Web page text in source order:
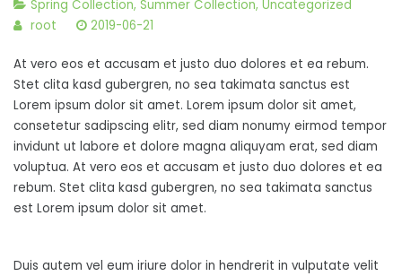
Spring Collection, Summer Collection, Uncategorized
root
2019-06-21
At vero eos et accusam et justo duo dolores et ea rebum.
Stet clita kasd gubergren, no sea takimata sanctus est
Lorem ipsum dolor sit amet. Lorem ipsum dolor sit amet,
consetetur sadipscing elitr, sed diam nonumy eirmod tempor
invidunt ut labore et dolore magna aliquyam erat, sed diam
voluptua. At vero eos et accusam et justo duo dolores et ea
rebum. Stet clita kasd gubergren, no sea takimata sanctus
est Lorem ipsum dolor sit amet.
Duis autem vel eum iriure dolor in hendrerit in vulputate velit